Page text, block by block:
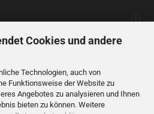
Cookies und andere
Technologien, auch von
Funktionsweise der Website zu
Angebotes zu analysieren und Ihnen
bieten zu können. Weitere